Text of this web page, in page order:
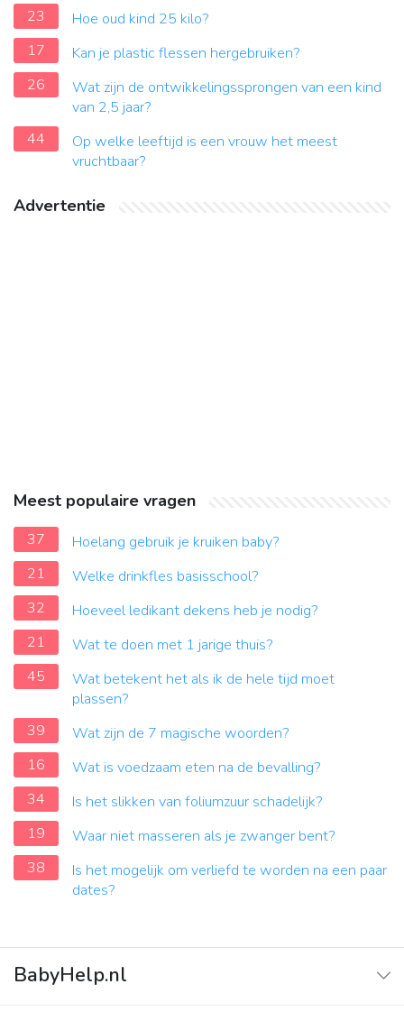
23
Hoe oud kind 25 kilo?
17
Kan je plastic flessen hergebruiken?
26
Wat zijn de ontwikkelingssprongen van een kind
van 2,5 jaar?
44
Op welke leeftijd is een vrouw het meest
vruchtbaar?
Advertentie
Meest populaire vragen
37
Hoelang gebruik je kruiken baby?
21
Welke drinkfles basisschool?
32
Hoeveel ledikant dekens heb je nodig?
21
Wat te doen met 1 jarige thuis?
45
Wat betekent het als ik de hele tijd moet
plassen?
39
Wat zijn de 7 magische woorden?
16
Wat is voedzaam eten na de bevalling?
34
Is het slikken van foliumzuur schadelijk?
19
Waar niet masseren als je zwanger bent?
38
Is het mogelijk om verliefd te worden na een paar
dates?
BabyHelp.nl